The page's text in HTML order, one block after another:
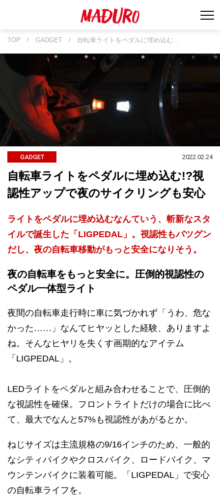
TOP / GADGET / 自転車ライトをペダルに埋め込む…
GADGET 2022.02.24
自転車ライトをペダルに埋め込む!?視
認性アップで夜のサイクリングも安心
ライトをペダルに埋め込むなんていう、斬新なスタ
イルで誕生した「LIGPEDAL」。視認性もバツグン
だし、夜の自転車移動がもっと安全になりそう。
夜の自転車をもっと安全に。圧倒的視認性の
ペダル一体型ライト
夜間の自転車走行時に車に気づかれず「うわ、危な
かった……」なんてヒヤッとした経験、ありますよ
ね。そんなヒヤリを失くす画期的なアイテム
「LIGPEDAL」。
LEDライトをペダルと組み合わせることで、圧倒的
な視認性を確保。フロントライトだけの場合に比べ
て、最大でなんと57%も視認性があがるとか。
ねじサイズは主流規格の9/16インチのため、一般的
なシティバイクやクロスバイク、ロードバイク、マ
ウンテンバイクに装着可能。「LIGPEDAL」で安心
の自転車ライフを。